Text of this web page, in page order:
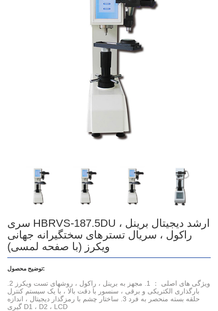
سری HBRVS-187.5DU ارشد دیجیتال برینل ،
راکول ، سریال تسترهای سختگیرانه جهانی
ویکرز (با صفحه لمسی)
توضیح محصول:
بارگذاری الکتریکی و برقی ، سنسور با دقت بالا ، با یک سیستم کنترل
حلقه بسته منحصر به فرد 3. ساختار چشم با رمزگذار دیجیتال ، اندازه
گیری D1 ، D2 ، LCD